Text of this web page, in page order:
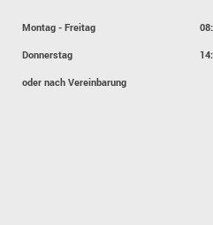
Montag - Freitag
Donnerstag
oder nach Vereinbarung